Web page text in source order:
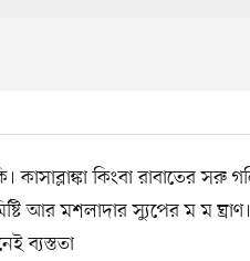
কিংবা রাবাতের
আর মশলাদার স্যুপের ম ম
ব্যস্ততা